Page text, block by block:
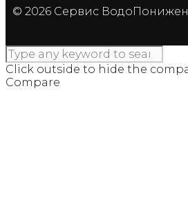
© 2026 Сервис
Click outside to hide the
Compare